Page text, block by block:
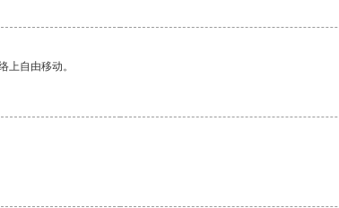
上自由移动。